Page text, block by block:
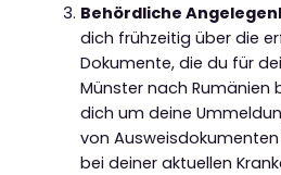
Behördliche
dich frühzeitig über die
Dokumente, die du für
Münster nach Rumänien
dich um deine
von
bei deiner aktuellen